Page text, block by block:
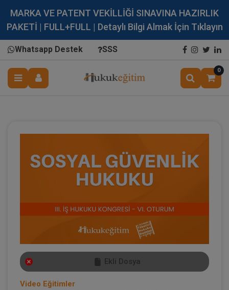
MARKA VE PATENT VEKİLLİĞİ SINAVINA HAZIRLIK
PAKETİ | FULL+FULL | Detaylı Bilgi Almak İçin Tıklayın
Whatsapp Destek SSS
0
Ekli Dosya
Video Eğitimler